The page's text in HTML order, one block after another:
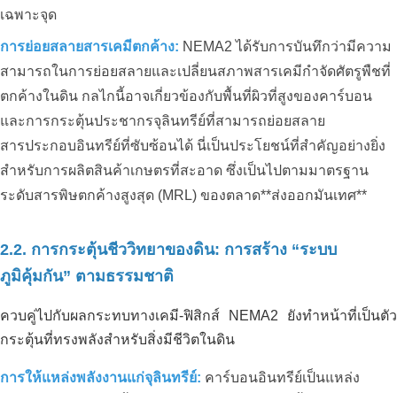
เฉพาะจุด
การย่อยสลายสารเคมีตกค้าง: NEMA2 ได้รับการบันทึกว่ามีความ
สามารถในการย่อยสลายและเปลี่ยนสภาพสารเคมีกำจัดศัตรูพืชที่
ตกค้างในดิน กลไกนี้อาจเกี่ยวข้องกับพื้นที่ผิวที่สูงของคาร์บอน
และการกระตุ้นประชากรจุลินทรีย์ที่สามารถย่อยสลาย
สารประกอบอินทรีย์ที่ซับซ้อนได้ นี่เป็นประโยชน์ที่สำคัญอย่างยิ่ง
สำหรับการผลิตสินค้าเกษตรที่สะอาด ซึ่งเป็นไปตามมาตรฐาน
ระดับสารพิษตกค้างสูงสุด (MRL) ของตลาด**ส่งออกมันเทศ**
2.2. การกระตุ้นชีววิทยาของดิน: การสร้าง “ระบบ
ภูมิคุ้มกัน” ตามธรรมชาติ
ควบคู่ไปกับผลกระทบทางเคมี-ฟิสิกส์ NEMA2 ยังทำหน้าที่เป็นตัว
กระตุ้นที่ทรงพลังสำหรับสิ่งมีชีวิตในดิน
การให้แหล่งพลังงานแก่จุลินทรีย์: คาร์บอนอินทรีย์เป็นแหล่ง